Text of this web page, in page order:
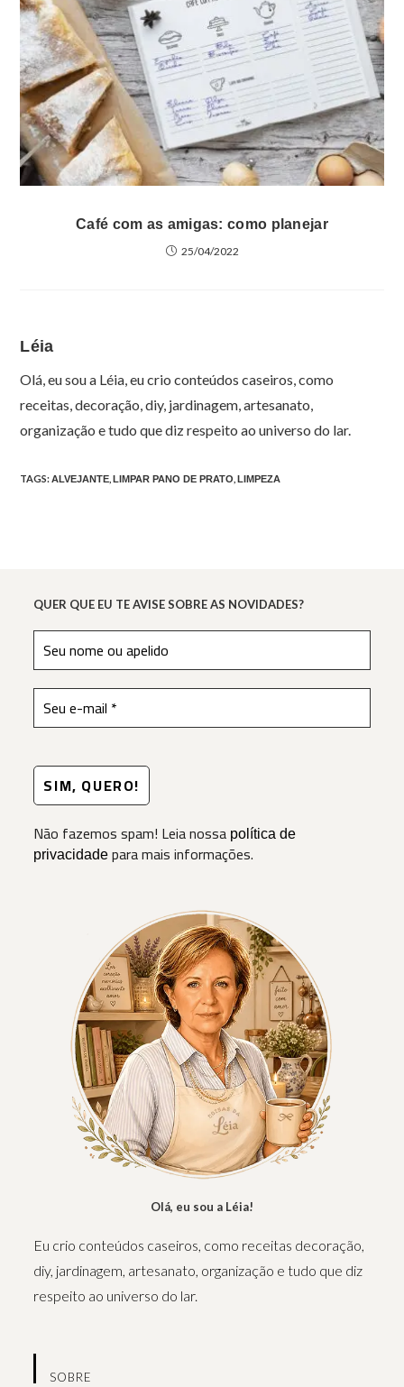
Café com as amigas: como planejar
25/04/2022
Léia
Olá, eu sou a Léia, eu crio conteúdos caseiros, como
receitas, decoração, diy, jardinagem, artesanato,
organização e tudo que diz respeito ao universo do lar.
TAGS:ALVEJANTE LIMPAR PANO DE PRATO LIMPEZA
QUER QUE EU TE AVISE SOBRE AS NOVIDADES?
Não fazemos spam! Leia nossa política de
privacidade para mais informações.
Olá, eu sou a Léia!
Eu crio conteúdos caseiros, como receitas decoração,
diy, jardinagem, artesanato, organização e tudo que diz
respeito ao universo do lar.
SOBRE